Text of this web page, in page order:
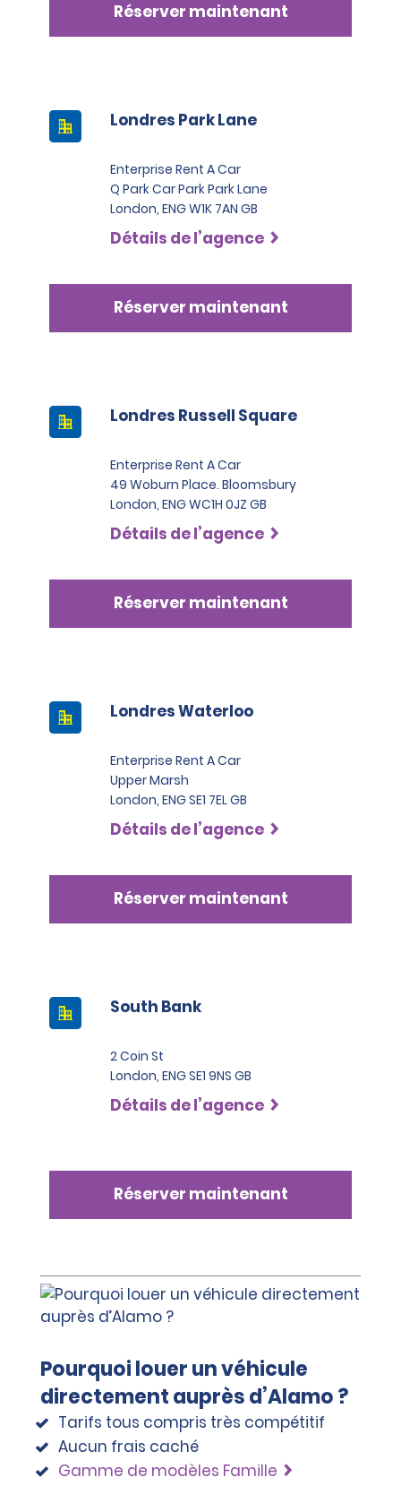
Réserver maintenant
Londres Park Lane
Enterprise Rent A Car
Q Park Car Park Park Lane
London, ENG W1K 7AN GB
Détails de l’agence
Réserver maintenant
Londres Russell Square
Enterprise Rent A Car
49 Woburn Place. Bloomsbury
London, ENG WC1H 0JZ GB
Détails de l’agence
Réserver maintenant
Londres Waterloo
Enterprise Rent A Car
Upper Marsh
London, ENG SE1 7EL GB
Détails de l’agence
Réserver maintenant
South Bank
2 Coin St
London, ENG SE1 9NS GB
Détails de l’agence
Réserver maintenant
Pourquoi louer un véhicule
directement auprès d’Alamo ?
Tarifs tous compris très compétitif
Aucun frais caché
Gamme de modèles Famille